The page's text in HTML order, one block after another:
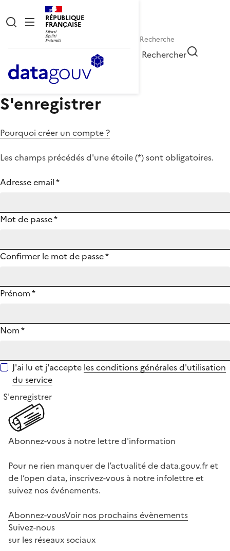
RÉPUBLIQUE
FRANÇAISE
Rechercher
S'enregistrer
Pourquoi créer un compte ?
Les champs précédés d'une étoile (*) sont obligatoires.
Adresse email*
Mot de passe*
Confirmer le mot de passe*
Prénom*
Nom*
J'ai lu et j'accepte les conditions générales d'utilisation
du service
S'enregistrer
Abonnez-vous à notre lettre d'information
Pour ne rien manquer de l’actualité de data.gouv.fr et
de l’open data, inscrivez-vous à notre infolettre et
suivez nos événements.
Abonnez-vousVoir nos prochains évènements
Suivez-nous
sur les réseaux sociaux